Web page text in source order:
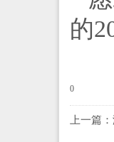
的
0
上一篇：